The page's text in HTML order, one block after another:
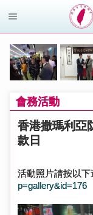
會務活動
香港撒瑪利亞
款日
活動照片請按以下
p=gallery&id=176